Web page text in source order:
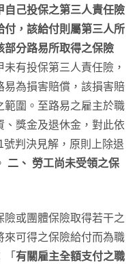
自己投保之第三人責任險
付，該給付則屬第三人所
部分路易所取得之保險
未有投保第三人責任險，
易為損害賠償，該損害賠
範圍。至路易之雇主於職
、獎金及退休金，對此依
號判決見解，原則上除退
二、 勞工尚未受領之保
或團體保險取得若干之
來可得之保險給付而為職
「 有關雇主全額支付之職